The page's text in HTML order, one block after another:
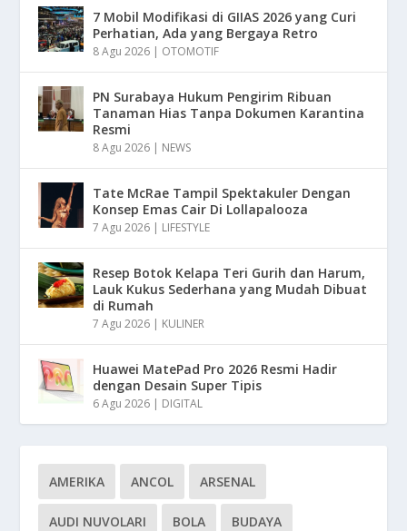
7 Mobil Modifikasi di GIIAS 2026 yang Curi
Perhatian, Ada yang Bergaya Retro
8 Agu 2026 | OTOMOTIF
PN Surabaya Hukum Pengirim Ribuan
Tanaman Hias Tanpa Dokumen Karantina
Resmi
8 Agu 2026 | NEWS
Tate McRae Tampil Spektakuler Dengan
Konsep Emas Cair Di Lollapalooza
7 Agu 2026 | LIFESTYLE
Resep Botok Kelapa Teri Gurih dan Harum,
Lauk Kukus Sederhana yang Mudah Dibuat
di Rumah
7 Agu 2026 | KULINER
Huawei MatePad Pro 2026 Resmi Hadir
dengan Desain Super Tipis
6 Agu 2026 | DIGITAL
AMERIKA ANCOL ARSENAL
AUDI NUVOLARI BOLA BUDAYA